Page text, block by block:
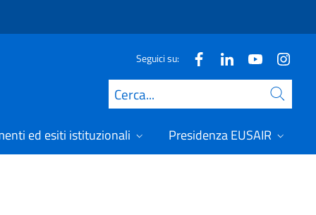
Seguici su:
Cerca
ed esiti istituzionali Presidenza EUSAIR